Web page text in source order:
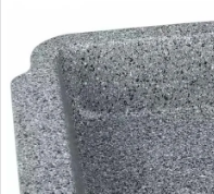
Hobbi és kert
Gyűjtemény
Egészség és szépség